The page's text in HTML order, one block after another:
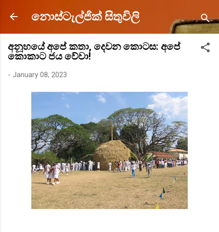
Skip to main content
නොස්ටැල්ජික් සිතුවිලි
අනූහයේ අපේ කතා, දෙවන කොටස: අපේ
කොකාට ජය වේවා!
- January 08, 2023